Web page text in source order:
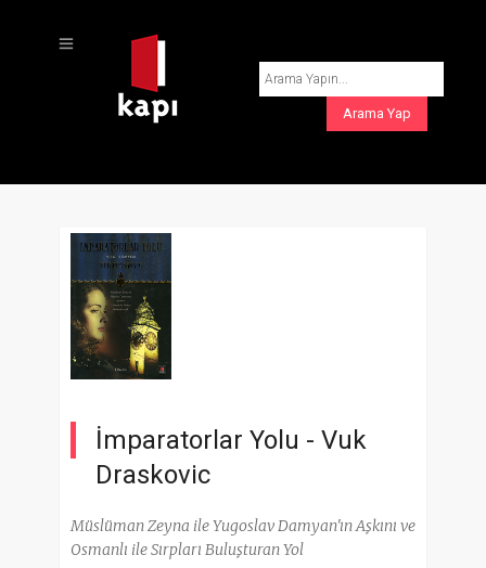
İmparatorlar Yolu - Vuk
Draskovic
Müslüman Zeyna ile Yugoslav Damyan'ın Aşkını ve
Osmanlı ile Sırpları Buluşturan Yol